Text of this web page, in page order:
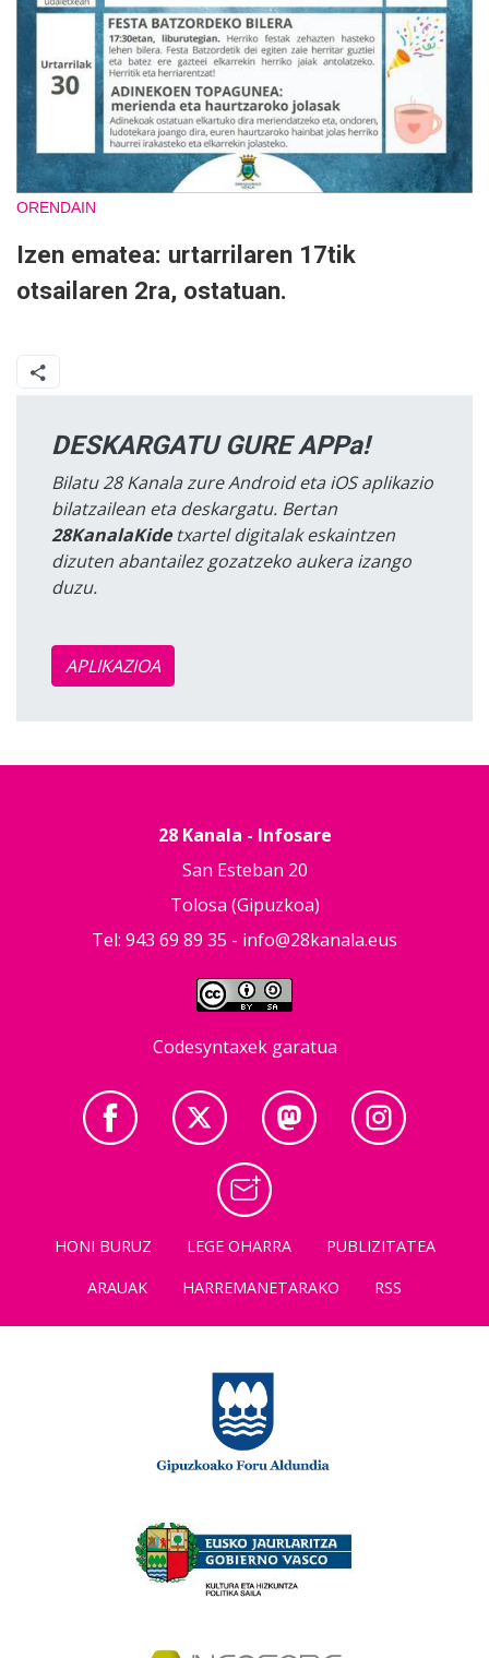
ORENDAIN
Izen ematea: urtarrilaren 17tik
otsailaren 2ra, ostatuan.
DESKARGATU GURE APPa!
Bilatu 28 Kanala zure Android eta iOS aplikazio
bilatzailean eta deskargatu. Bertan
28KanalaKidetxartel digitalak eskaintzen
dizuten abantailez gozatzeko aukera izango
duzu.
APLIKAZIOA
28 Kanala - Infosare
San Esteban 20
Tolosa (Gipuzkoa)
Tel: 943 69 89 35 - info@28kanala.eus
Codesyntaxek garatua
HONI BURUZ LEGE OHARRA
PUBLIZITATEA
ARAUAK
HARREMANETARAKO RSS